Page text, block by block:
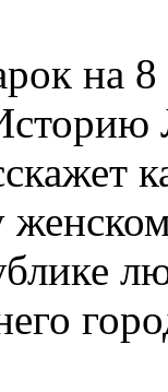
на 8